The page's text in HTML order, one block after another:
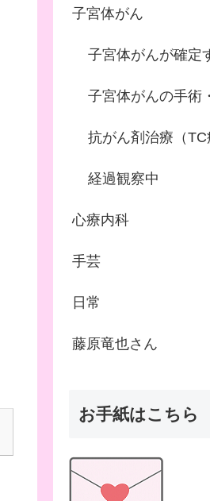
子宮体がん
子宮体がんが確定
子宮体がんの手術
抗がん剤治療（TC
経過観察中
心療内科
手芸
日常
藤原竜也さん
お手紙はこちら